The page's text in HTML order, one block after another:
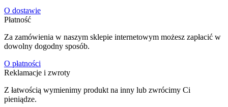
O dostawie
Płatność
Za zamówienia w naszym sklepie internetowym możesz zapłacić w
dowolny dogodny sposób.
O płatności
Reklamacje i zwroty
Z łatwością wymienimy produkt na inny lub zwrócimy Ci
pieniądze.